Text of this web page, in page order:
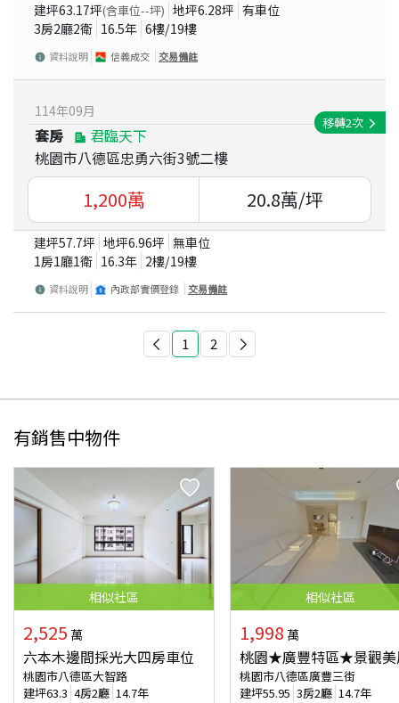
建坪63.17坪(含車位--坪) 地坪6.28坪 有車位
3房2廳2衛 16.5年 6樓/19樓
資料說明 信義成交 交易備註
114年09月
套房
君臨天下
桃園市八德區忠勇六街3號二樓
移轉2次
1,200萬 20.8萬/坪
建坪57.7坪 地坪6.96坪 無車位
1房1廳1衛 16.3年 2樓/19樓
資料說明 內政部實價登錄 交易備註
1 2
有銷售中物件
相似社區
2,525 萬
六本木邊間採光大四房車位
桃園市八德區大智路
建坪63.3 4房2廳 14.7年
相似社區
1,998 萬
桃園★廣豐特區★景觀美
桃園市八德區廣豐三街
建坪55.95 3房2廳 14.7年